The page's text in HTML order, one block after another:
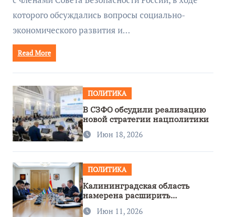
которого обсуждались вопросы социально-
экономического развития и…
Read More
ПОЛИТИКА
В СЗФО обсудили реализацию
новой стратегии нацполитики
Июн 18, 2026
ПОЛИТИКА
Калининградская область
намерена расширить
сотрудничество с Узбекистаном
Июн 11, 2026